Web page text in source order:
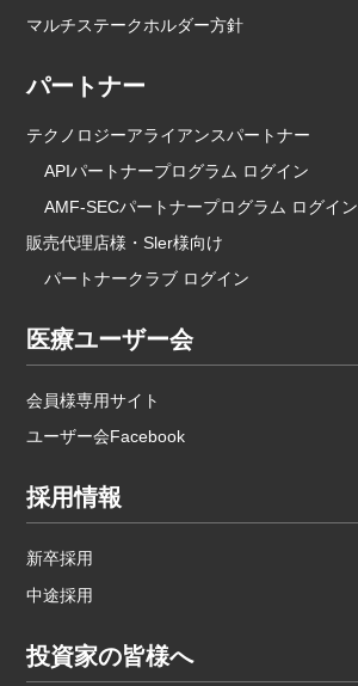
マルチステークホルダー方針
パートナー
テクノロジーアライアンスパートナー
APIパートナープログラム ログイン
AMF-SECパートナープログラム ログイン
販売代理店様・Sler様向け
パートナークラブ ログイン
医療ユーザー会
会員様専用サイト
ユーザー会Facebook
採用情報
新卒採用
中途採用
投資家の皆様へ